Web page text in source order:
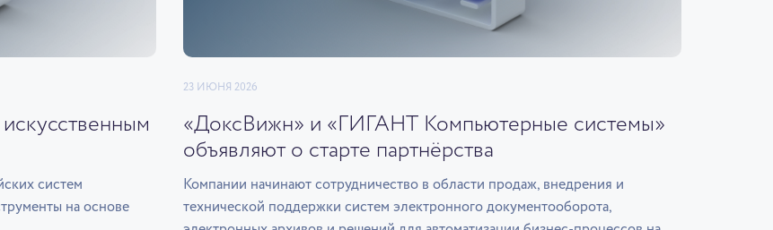
систем
на основе
23 ИЮНЯ 2026
«ДоксВижн» и «ГИГАНТ Компьютерные системы»
объявляют о старте партнёрства
Компании начинают сотрудничество в области продаж, внедрения и
технической поддержки систем электронного документооборота,